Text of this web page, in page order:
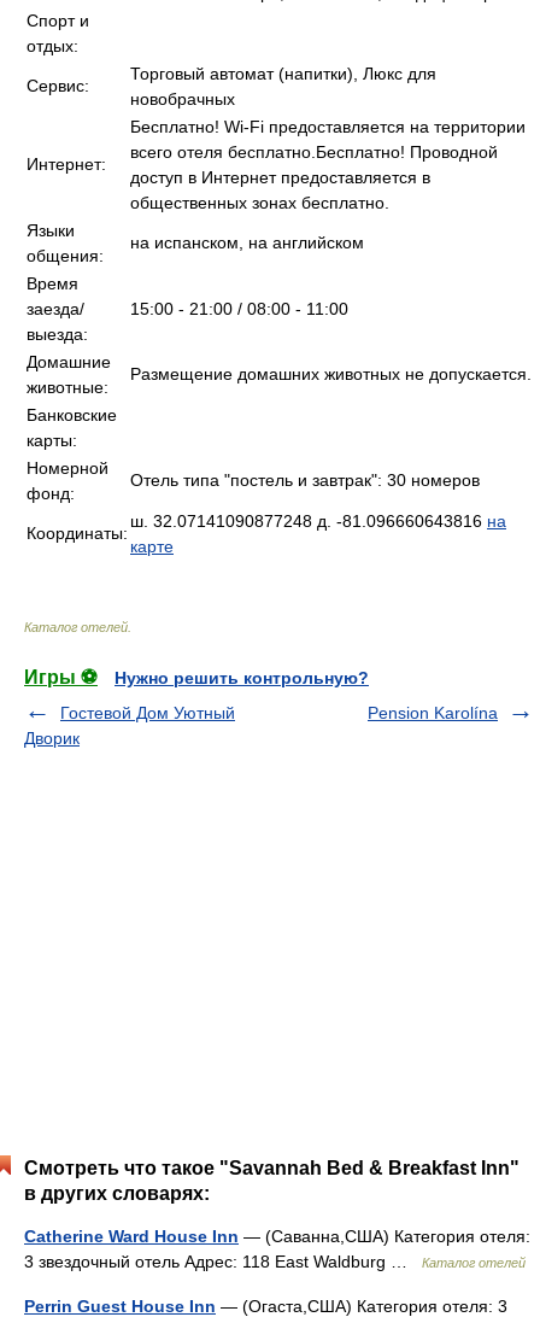
Спорт и
отдых:
Сервис:
Торговый автомат (напитки), Люкс для
новобрачных
Интернет:
Бесплатно! Wi-Fi предоставляется на территории
всего отеля бесплатно.Бесплатно! Проводной
доступ в Интернет предоставляется в
общественных зонах бесплатно.
Языки
общения:
на испанском, на английском
Время
заезда/
выезда:
15:00 - 21:00 / 08:00 - 11:00
Домашние
животные:
Размещение домашних животных не допускается.
Банковские
карты:
Номерной
фонд:
Отель типа "постель и завтрак": 30 номеров
Координаты:
ш. 32.07141090877248 д. -81.096660643816 на
карте
Каталог отелей
Игры ⚽
Нужно решить контрольную?
Гостевой Дом Уютный
Дворик
Pension Karolína
Смотреть что такое "Savannah Bed & Breakfast Inn"
в других словарях:
Catherine Ward House Inn — (Саванна,США) Категория отеля:
3 звездочный отель Адрес: 118 East Waldburg …
Каталог отелей
Perrin Guest House Inn — (Огаста,США) Категория отеля: 3